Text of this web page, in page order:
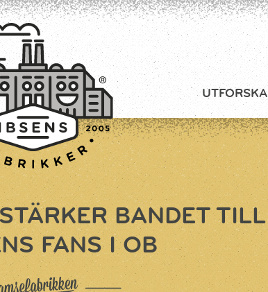
TILMELD
UTFORSKA
BANDET TILL
FANS I OB